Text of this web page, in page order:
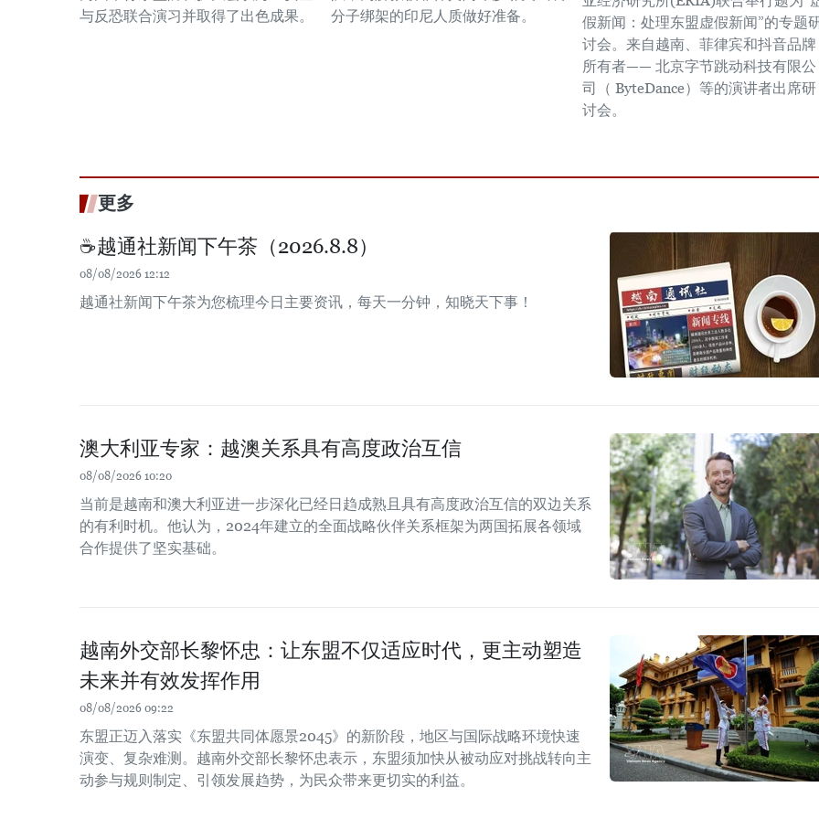
与反恐联合演习并取得了出色成果。
分子绑架的印尼人质做好准备。
假新闻：处理东盟虚假新闻”的专题
讨会。来自越南、菲律宾和抖音品牌
所有者—— 北京字节跳动科技有限公
司（ ByteDance）等的演讲者出席研
讨会。
更多
☕️越通社新闻下午茶（2026.8.8）
08/08/2026 12:12
越通社新闻下午茶为您梳理今日主要资讯，每天一分钟，知晓天下事！
澳大利亚专家：越澳关系具有高度政治互信
08/08/2026 10:20
当前是越南和澳大利亚进一步深化已经日趋成熟且具有高度政治互信的双边关系
的有利时机。他认为，2024年建立的全面战略伙伴关系框架为两国拓展各领域
合作提供了坚实基础。
越南外交部长黎怀忠：让东盟不仅适应时代，更主动塑造
未来并有效发挥作用
08/08/2026 09:22
东盟正迈入落实《东盟共同体愿景2045》的新阶段，地区与国际战略环境快速
演变、复杂难测。越南外交部长黎怀忠表示，东盟须加快从被动应对挑战转向主
动参与规则制定、引领发展趋势，为民众带来更切实的利益。